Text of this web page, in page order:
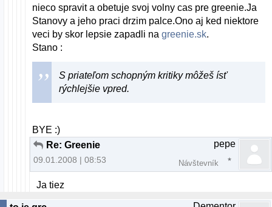
nieco spravit a obetuje svoj volny cas pre greenie.Ja
Stanovy a jeho praci drzim palce.Ono aj ked niektore
veci by skor lepsie zapadli nagreenie.sk.
Stano :
S priateľom schopným kritiky môžeš ísť
rýchlejšie vpred.
BYE :)
Re: Greenie
09.01.2008 | 08:53
pepe
Návštevník
Ja tiez